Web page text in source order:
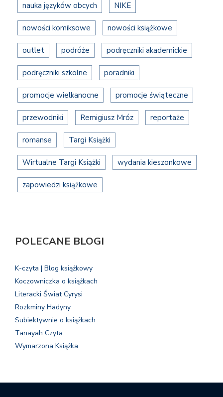
nauka języków obcych NIKE
nowości komiksowe nowości książkowe
outlet podróże podręczniki akademickie
podręczniki szkolne poradniki
promocje wielkanocne promocje świąteczne
przewodniki Remigiusz Mróz reportaże
romanse Targi Książki
Wirtualne Targi Książki wydania kieszonkowe
zapowiedzi książkowe
POLECANE BLOGI
K-czyta | Blog książkowy
Koczowniczka o książkach
Literacki Świat Cyrysi
Rozkminy Hadyny
Subiektywnie o książkach
Tanayah Czyta
Wymarzona Książka